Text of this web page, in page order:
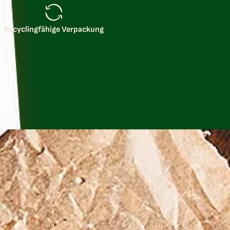
Recyclingfähige Verpackung